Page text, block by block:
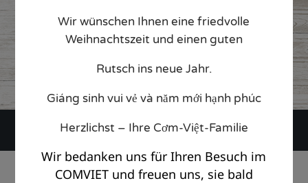
24. September 2020
© Copyright Com Viet Berlin 2018 |Impressum|Datenschutz
Wir wünschen Ihnen eine friedvolle
Weihnachtszeit und einen guten
Rutsch ins neue Jahr.
Giáng sinh vui vẻ và năm mới hạnh phúc
Herzlichst – Ihre Cơm-Việt-Familie
Wir bedanken uns für Ihren Besuch im
COMVIET und freuen uns, sie bald